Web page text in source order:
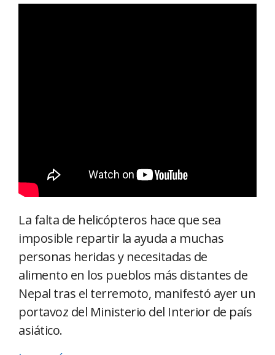
La falta de helicópteros hace que sea
imposible repartir la ayuda a muchas
personas heridas y necesitadas de
alimento en los pueblos más distantes de
Nepal tras el terremoto, manifestó ayer un
portavoz del Ministerio del Interior de país
asiático.